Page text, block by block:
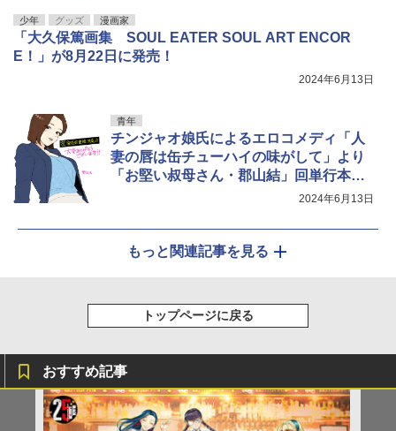
少年 グッズ 漫画家
「大久保篤画集 SOUL EATER SOUL ART ENCOR
E！」が8月22日に発売！
2024年6月13日
青年
チンジャオ娘氏によるエロコメディ「人
妻の唇は缶チューハイの味がして」より
「お堅い叔母さん・郡山結」回単行本が
2024年6月13日
もっと関連記事を見る
トップページに戻る
おすすめ記事